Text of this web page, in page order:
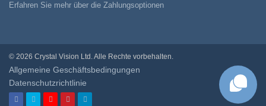
Erfahren Sie mehr über die Zahlungsoptionen
© 2026 Crystal Vision Ltd. Alle Rechte vorbehalten.
Allgemeine Geschäftsbedingungen
Datenschutzrichtlinie